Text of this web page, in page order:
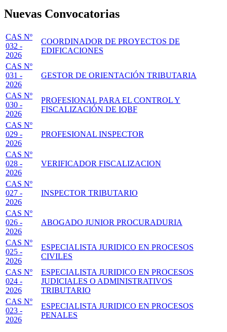
Nuevas Convocatorias
CAS Nº
032 -
2026
COORDINADOR DE PROYECTOS DE
EDIFICACIONES
CAS Nº
031 -
2026
GESTOR DE ORIENTACIÓN TRIBUTARIA
CAS Nº
030 -
2026
PROFESIONAL PARA EL CONTROL Y
FISCALIZACIÓN DE IQBF
CAS Nº
029 -
2026
PROFESIONAL INSPECTOR
CAS Nº
028 -
2026
VERIFICADOR FISCALIZACION
CAS Nº
027 -
2026
INSPECTOR TRIBUTARIO
CAS Nº
026 -
2026
ABOGADO JUNIOR PROCURADURIA
CAS Nº
025 -
2026
ESPECIALISTA JURIDICO EN PROCESOS
CIVILES
CAS Nº
024 -
2026
ESPECIALISTA JURIDICO EN PROCESOS
JUDICIALES O ADMINISTRATIVOS
TRIBUTARIO
CAS Nº
023 -
2026
ESPECIALISTA JURIDICO EN PROCESOS
PENALES